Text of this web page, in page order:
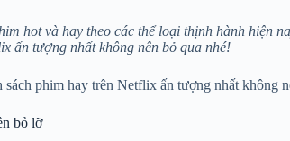
hot và hay theo các thể loại thịnh hành hiện
ấn tượng nhất không nên bỏ qua nhé!
phim hay trên Netflix ấn tượng nhất
bỏ lỡ